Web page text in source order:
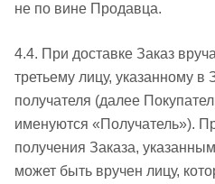
не по вине Продавца.
4.4. При доставке Заказ
третьему лицу, указанному в
получателя (далее
именуются «Получатель»).
получения Заказа,
может быть вручен лицу,